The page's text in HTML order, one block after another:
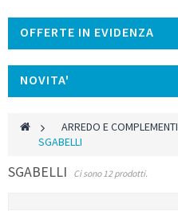
OFFERTE IN EVIDENZA
NOVITA'
> ARREDO E COMPLEMENTI
SGABELLI
SGABELLI Ci sono 12 prodotti.